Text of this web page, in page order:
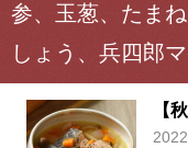
参、玉葱、たま
しょう、兵四郎
【